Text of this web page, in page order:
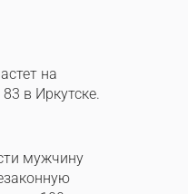
на
в Иркутске.
мужчину